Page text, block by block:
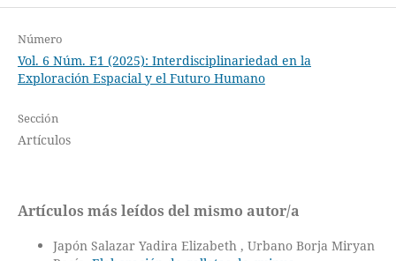
Número
Vol. 6 Núm. E1 (2025): Interdisciplinariedad en la
Exploración Espacial y el Futuro Humano
Sección
Artículos
Artículos más leídos del mismo autor/a
Japón Salazar Yadira Elizabeth , Urbano Borja Miryan